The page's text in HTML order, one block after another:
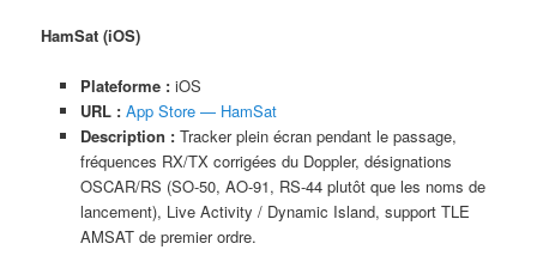
HamSat (iOS)
Plateforme : iOS
URL : App Store — HamSat
Description : Tracker plein écran pendant le passage,
fréquences RX/TX corrigées du Doppler, désignations
OSCAR/RS (SO-50, AO-91, RS-44 plutôt que les noms de
lancement), Live Activity / Dynamic Island, support TLE
AMSAT de premier ordre.